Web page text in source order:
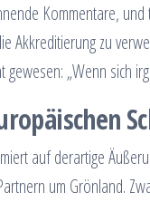
Kommentare,
Akkreditierung zu
„Wenn sich
auf derartige
um Grönland.